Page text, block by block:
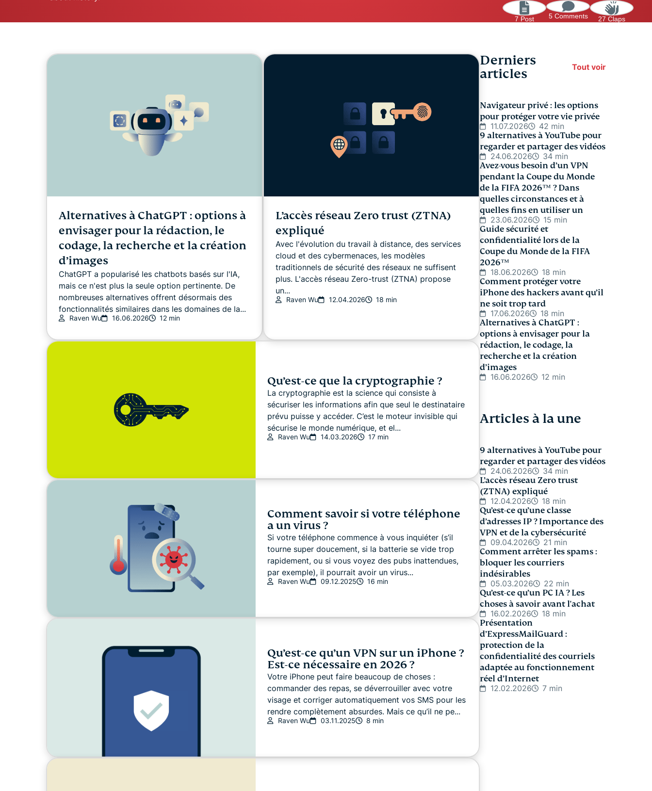
pour exploiter
service du
des données.
7 Post 5 Comments 27 Claps
Alternatives à ChatGPT : options à
envisager pour la rédaction, le
codage, la recherche et la création
d’images
ChatGPT a popularisé les chatbots basés sur l'IA,
mais ce n'est plus la seule option pertinente. De
nombreuses alternatives offrent désormais des
fonctionnalités similaires dans les domaines de la...
Raven Wu 16.06.2026 12 min
L’accès réseau Zero trust (ZTNA)
expliqué
Avec l'évolution du travail à distance, des services
cloud et des cybermenaces, les modèles
traditionnels de sécurité des réseaux ne suffisent
plus. L'accès réseau Zero-trust (ZTNA) propose
un...
Raven Wu 12.04.2026 18 min
Qu’est-ce que la cryptographie ?
La cryptographie est la science qui consiste à
sécuriser les informations afin que seul le destinataire
prévu puisse y accéder. C’est le moteur invisible qui
sécurise le monde numérique, et el...
Raven Wu 14.03.2026 17 min
Comment savoir si votre téléphone
a un virus ?
Si votre téléphone commence à vous inquiéter (s’il
tourne super doucement, si la batterie se vide trop
rapidement, ou si vous voyez des pubs inattendues,
par exemple), il pourrait avoir un virus...
Raven Wu 09.12.2025 16 min
Qu’est-ce qu’un VPN sur un iPhone ?
Est-ce nécessaire en 2026 ?
Votre iPhone peut faire beaucoup de choses :
commander des repas, se déverrouiller avec votre
visage et corriger automatiquement vos SMS pour les
rendre complètement absurdes. Mais ce qu’il ne pe...
Raven Wu 03.11.2025 8 min
Derniers
articles
Tout voir
Navigateur privé : les options
pour protéger votre vie privée
11.07.2026 42 min
9 alternatives à YouTube pour
regarder et partager des vidéos
24.06.2026 34 min
Avez-vous besoin d’un VPN
pendant la Coupe du Monde
de la FIFA 2026™️ ? Dans
quelles circonstances et à
quelles fins en utiliser un
23.06.2026 15 min
Guide sécurité et
confidentialité lors de la
Coupe du Monde de la FIFA
2026™️
18.06.2026 18 min
Comment protéger votre
iPhone des hackers avant qu’il
ne soit trop tard
17.06.2026 18 min
Alternatives à ChatGPT :
options à envisager pour la
rédaction, le codage, la
recherche et la création
d’images
16.06.2026 12 min
Articles à la une
9 alternatives à YouTube pour
regarder et partager des vidéos
24.06.2026 34 min
L’accès réseau Zero trust
(ZTNA) expliqué
12.04.2026 18 min
Qu’est-ce qu’une classe
d’adresses IP ? Importance des
VPN et de la cybersécurité
09.04.2026 21 min
Comment arrêter les spams :
bloquer les courriers
indésirables
05.03.2026 22 min
Qu’est-ce qu’un PC IA ? Les
choses à savoir avant l'achat
16.02.2026 18 min
Présentation
d’ExpressMailGuard :
protection de la
confidentialité des courriels
adaptée au fonctionnement
réel d’Internet
12.02.2026 7 min